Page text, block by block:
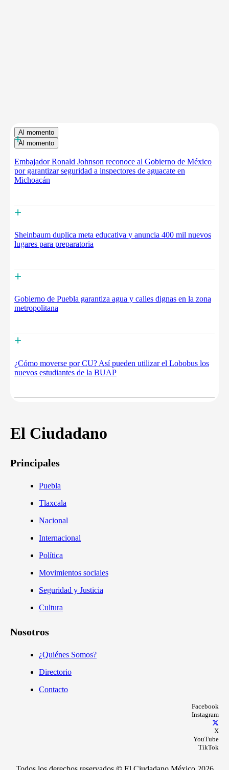
Al momento
Al momento
+
Embajador Ronald Johnson reconoce al Gobierno de México
por garantizar seguridad a inspectores de aguacate en
Michoacán
+
Sheinbaum duplica meta educativa y anuncia 400 mil nuevos
lugares para preparatoria
+
Gobierno de Puebla garantiza agua y calles dignas en la zona
metropolitana
+
¿Cómo moverse por CU? Así pueden utilizar el Lobobus los
nuevos estudiantes de la BUAP
El Ciudadano
Principales
Puebla
Tlaxcala
Nacional
Internacional
Política
Movimientos sociales
Seguridad y Justicia
Cultura
Nosotros
¿Quiénes Somos?
Directorio
Contacto
Facebook
Instagram
X
YouTube
TikTok